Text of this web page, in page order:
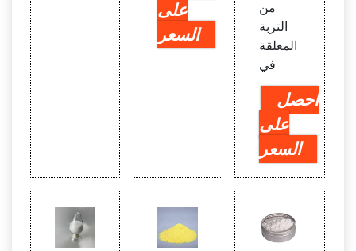
على
السعر
من
التربة
المعلقة
في
احصل
على
السعر